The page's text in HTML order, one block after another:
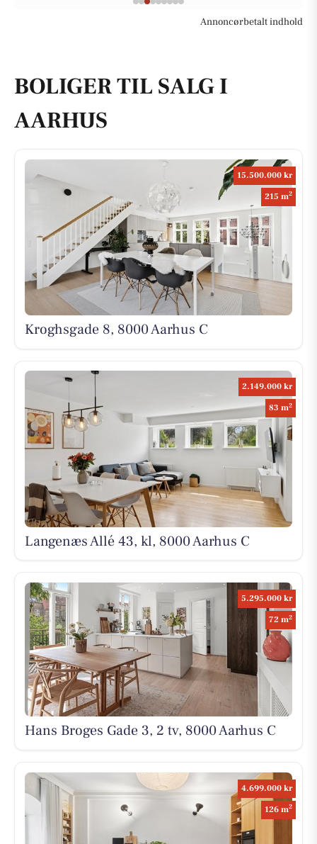
Annoncørbetalt indhold
BOLIGER TIL SALG I
AARHUS
15.500.000 kr
215 m2
Kroghsgade 8, 8000 Aarhus C
2.149.000 kr
83 m2
Langenæs Allé 43, kl, 8000 Aarhus C
5.295.000 kr
72 m2
Hans Broges Gade 3, 2 tv, 8000 Aarhus C
4.699.000 kr
126 m2